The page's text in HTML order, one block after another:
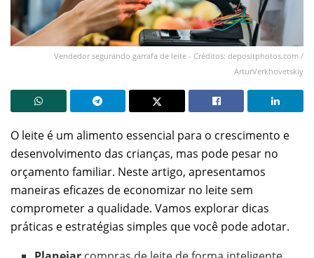
Vendedor segurando garrafa de leite - Créditos: depositphotos.com /
ArturVerkhovetskiy
O leite é um alimento essencial para o crescimento e
desenvolvimento das crianças, mas pode pesar no
orçamento familiar. Neste artigo, apresentamos
maneiras eficazes de economizar no leite sem
comprometer a qualidade. Vamos explorar dicas
práticas e estratégias simples que você pode adotar.